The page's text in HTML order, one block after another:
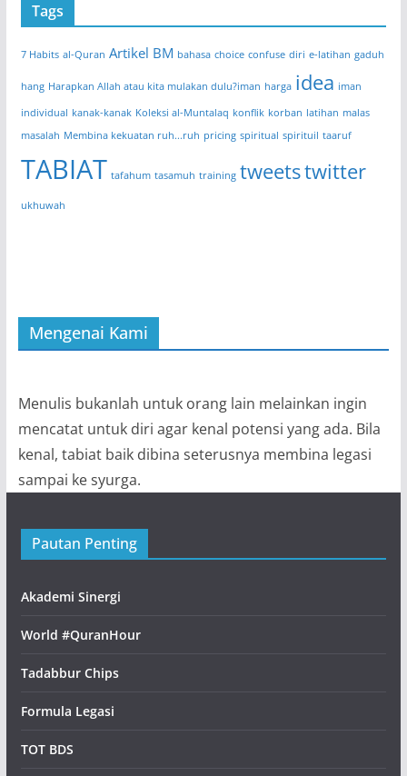
Tags
7 Habits al-Quran Artikel BM bahasa choice confuse diri e-latihan gaduh
hang Harapkan Allah atau kita mulakan dulu?iman harga idea iman
individual kanak-kanak Koleksi al-Muntalaq konflik korban latihan malas
masalah Membina kekuatan ruh...ruh pricing spiritual spirituil taaruf
TABIAT tafahum tasamuh training tweetstwitter
ukhuwah
Mengenai Kami
Menulis bukanlah untuk orang lain melainkan ingin
mencatat untuk diri agar kenal potensi yang ada. Bila
kenal, tabiat baik dibina seterusnya membina legasi
sampai ke syurga.
Pautan Penting
Akademi Sinergi
World #QuranHour
Tadabbur Chips
Formula Legasi
TOT BDS